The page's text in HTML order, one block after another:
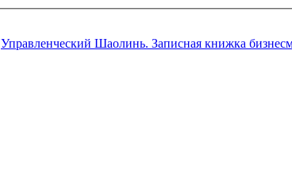
Управленческий Шаолинь. Записная книжка